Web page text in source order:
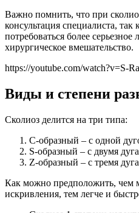
Важно помнить, что при
консультация специалиста,
потребоваться более серьезное
хирургическое вмешательство.
https://youtube.com/watch?v=S-
Виды и степени
Сколиоз делится на три типа:
С-образный – с одной
S-образный – с двумя
Z-образный – с тремя
Как можно предположить, чем
искривления, тем легче и